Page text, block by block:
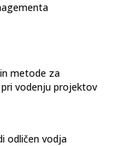
metode za
vodenju projektov
odličen vodja